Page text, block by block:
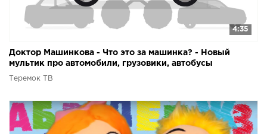
4:35
Доктор Машинкова - Что это за машинка? - Новый
мультик про автомобили, грузовики, автобусы
Теремок ТВ